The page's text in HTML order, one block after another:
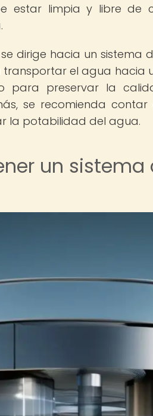
estar limpia y libre de
dirige hacia un sistema
el agua hacia
para preservar la
se recomienda
la potabilidad del agua.
un sistema